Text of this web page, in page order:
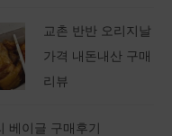
교촌 반반 오리지날
가격 내돈내산 구매
리뷰
베이글 구매후기